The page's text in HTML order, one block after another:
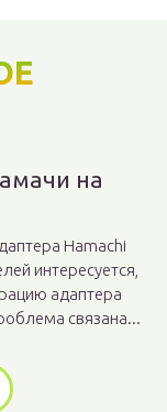
на
Hamachi
интересуется,
адаптера
связана...